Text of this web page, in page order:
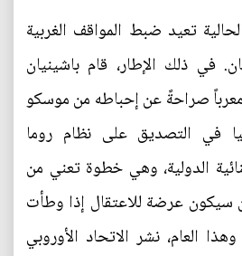
تعيد ضبط المواقف الغربية
في ذلك الإطار، قام باشينيان
معرباً صراحةً عن إحباطه من موسكو
في التصديق على نظام روما
الدولية، وهي خطوة تعني من
سيكون عرضة للاعتقال إذا وطأت
العام، نشر الاتحاد الأوروبي